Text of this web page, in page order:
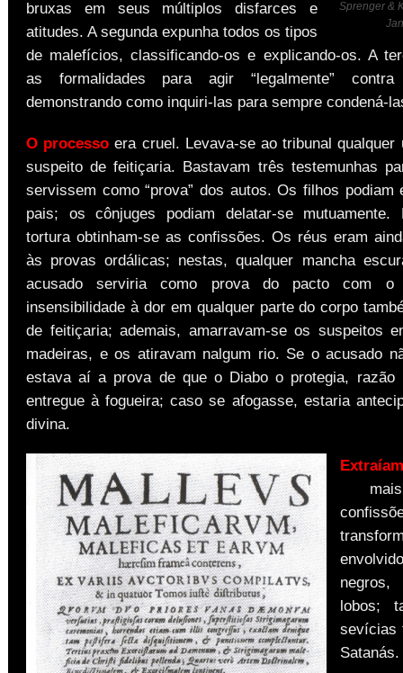
Sprenger &
bruxas em seus múltiplos disfarces e
atitudes. A segunda expunha todos os tipos
de malefícios, classificando-os e explicando-os. A
as formalidades para agir “legalmente”
demonstrando como inquiri-las para sempre condená-
O processoera cruel. Levava-se ao tribunal qualquer
suspeito de feitiçaria. Bastavam três testemunhas
servissem como “prova” dos autos. Os filhos podiam
pais; os cônjuges podiam delatar-se
tortura obtinham-se as confissões. Os réus eram
às provas ordálicas; nestas, qualquer mancha
acusado serviria como prova do pacto com o
insensibilidade à dor em qualquer parte do corpo
de feitiçaria; ademais, amarravam-se os suspeitos
madeiras, e os atiravam nalgum rio. Se o acusado
estava aí a prova de que o Diabo o protegia, razão
entregue à fogueira; caso se afogasse, estaria
divina.
Extraí
mais
lobos;
sevícias
Satanás.